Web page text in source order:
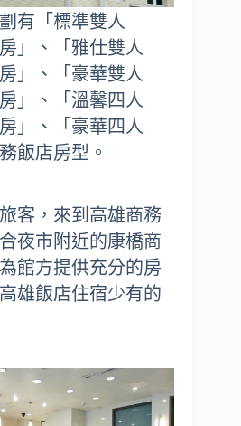
有「標準雙人
」、「雅仕雙人
」、「豪華雙人
」、「溫馨四人
」、「豪華四人
飯店房型。
客，來到高雄商務
夜市附近的康橋商
館方提供充分的房
雄飯店住宿少有的